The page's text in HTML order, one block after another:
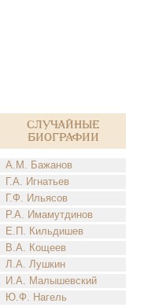
Случайные
биографии
А.М. Бажанов
Г.А. Игнатьев
Г.Ф. Ильясов
Р.А. Имамутдинов
Е.П. Кильдишев
В.А. Кощеев
Л.А. Лушкин
И.А. Малышевский
Ю.Ф. Нагель